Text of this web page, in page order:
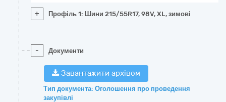
+ Профіль 1: Шини 215/55R17, 98V, XL, зимові
- Документи
Завантажити архівом
Тип документа: Оголошення про проведення
закупівлі